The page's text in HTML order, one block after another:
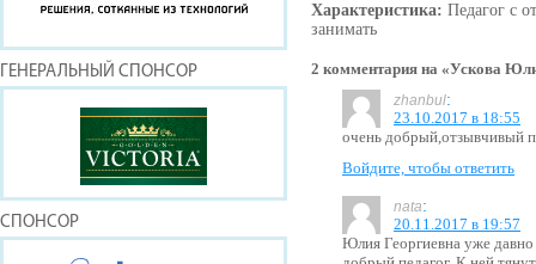
ГЕНЕРАЛЬНЫЙ СПОНСОР
СПОНСОР
Характеристика: Педагог с
занимать
2 комментария на «Ускова
zhanbul:
23.10.2017 в 18:55
очень добрый,отзывчивый
Войдите, чтобы ответить
nata:
20.11.2017 в 19:57
Юлия Георгиевна уже давно